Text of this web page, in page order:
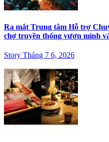
Ra mắt Trung tâm Hỗ trợ
chợ truyền thống vươn mình
Story Tháng 7 6, 2026